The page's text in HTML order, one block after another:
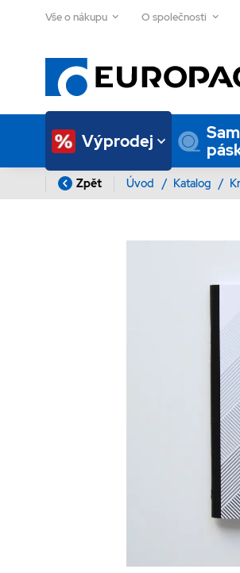
Vše o nákupu O společnosti
Výprodej
Zpět Úvod / Katalog /